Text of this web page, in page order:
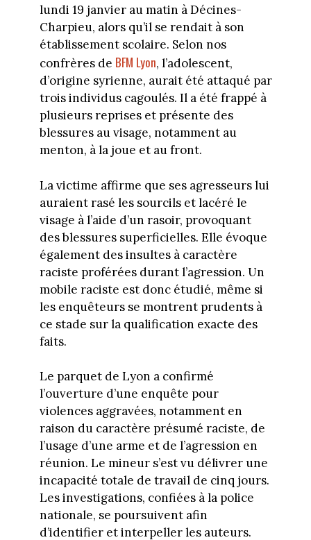
lundi 19 janvier au matin à Décines-
Charpieu, alors qu’il se rendait à son
établissement scolaire. Selon nos
confrères de BFM Lyon, l’adolescent,
d’origine syrienne, aurait été attaqué par
trois individus cagoulés. Il a été frappé à
plusieurs reprises et présente des
blessures au visage, notamment au
menton, à la joue et au front.
La victime affirme que ses agresseurs lui
auraient rasé les sourcils et lacéré le
visage à l’aide d’un rasoir, provoquant
des blessures superficielles. Elle évoque
également des insultes à caractère
raciste proférées durant l’agression. Un
mobile raciste est donc étudié, même si
les enquêteurs se montrent prudents à
ce stade sur la qualification exacte des
faits.
Le parquet de Lyon a confirmé
l’ouverture d’une enquête pour
violences aggravées, notamment en
raison du caractère présumé raciste, de
l’usage d’une arme et de l’agression en
réunion. Le mineur s’est vu délivrer une
incapacité totale de travail de cinq jours.
Les investigations, confiées à la police
nationale, se poursuivent afin
d’identifier et interpeller les auteurs.